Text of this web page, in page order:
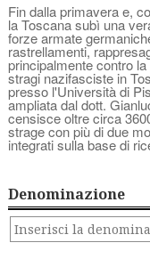
Fin dalla primavera e,
la Toscana subì una
forze armate
rastrellamenti,
principalmente contro
stragi nazifasciste in
presso l'Università di
ampliata dal dott.
censisce oltre circa
strage con più di due
integrati sulla base di
Denominazione